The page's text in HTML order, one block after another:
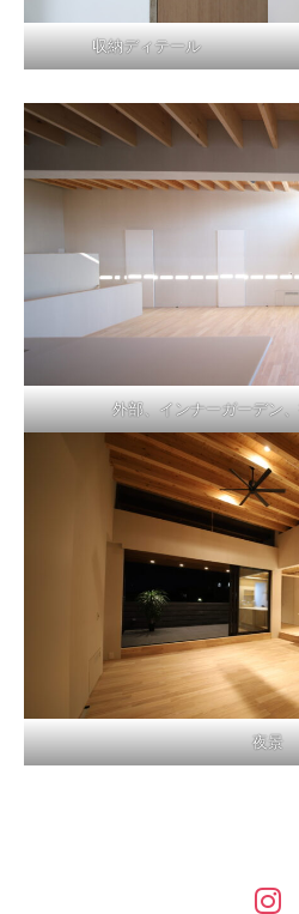
収納ディテール
外部、インナーガーデン
夜景